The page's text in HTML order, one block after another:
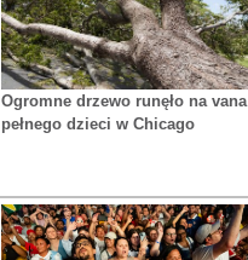
Ogromne drzewo runęło na vana
pełnego dzieci w Chicago